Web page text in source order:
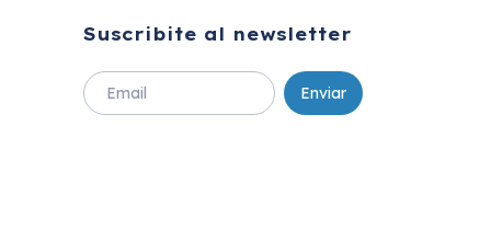
Suscribite al newsletter